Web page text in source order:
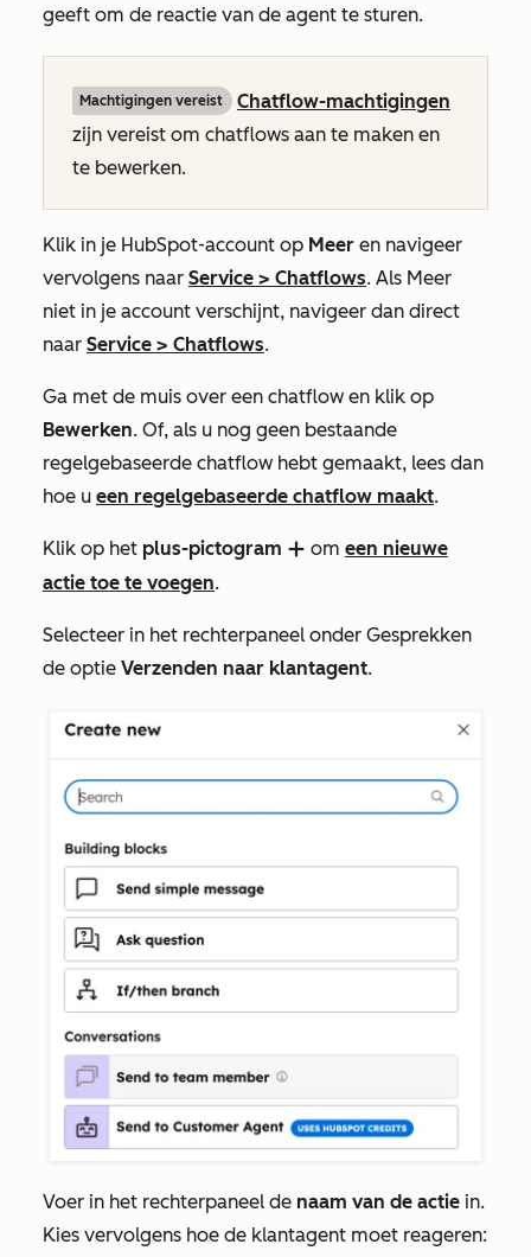
geeft om de reactie van de agent te sturen.
Machtigingen vereist
Chatflow-machtigingen
zijn vereist om chatflows aan te maken en
te bewerken.
Klik in je HubSpot-account op Meer en navigeer
vervolgens naar Service > Chatflows. Als Meer
niet in je account verschijnt, navigeer dan direct
naar Service > Chatflows.
Ga met de muis over een chatflow en klik op
Bewerken. Of, als u nog geen bestaande
regelgebaseerde chatflow hebt gemaakt, lees dan
hoe u een regelgebaseerde chatflow maakt.
Klik op het plus-pictogram add om een nieuwe
actie toe te voegen.
Selecteer in het rechterpaneel onder Gesprekken
de optie Verzenden naar klantagent.
Voer in het rechterpaneel de naam van de actie in.
Kies vervolgens hoe de klantagent moet reageren: